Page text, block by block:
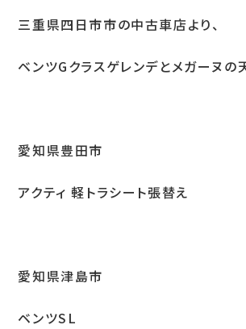
Tel.052-382-
三重県四日市市の中古車店より、
ベンツGクラスゲレンデとメガーヌの
愛知県豊田市
アクティ 軽トラシート張替え
愛知県津島市
ベンツSL